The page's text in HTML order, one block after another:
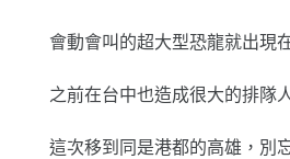
會動會叫的超大型恐龍就出現
之前在台中也造成很大的排隊
這次移到同是港都的高雄，別